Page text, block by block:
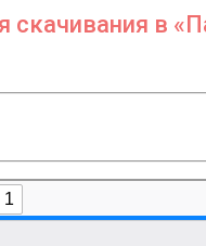
скачивания в